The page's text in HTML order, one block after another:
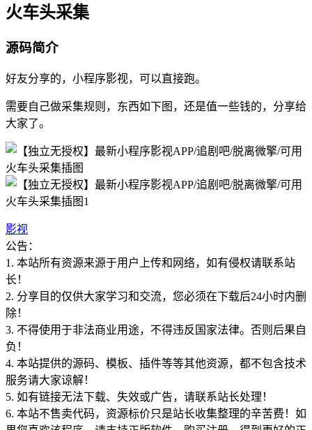
火车头采集
源码简介
好友分享的，小程序影视，可以直接跑。
需要自己做采集规则，东西如下图，还是值一些钱的，分享给
大家了。
影视
公告：
1. 本站所有资源来源于用户上传和网络，如有侵权请联系站
长！
2. 分享目的仅供大家学习和交流，您必须在下载后24小时内删
除！
3. 不得使用于非法商业用途，不得违反国家法律。否则后果自
负！
4. 本站提供的源码、模板、插件等等其他资源，都不包含技术
服务请大家谅解！
5. 如有链接无法下载、失效或广告，请联系站长处理！
6. 本站不售卖代码，资源标价只是站长收集整理的辛苦费！如